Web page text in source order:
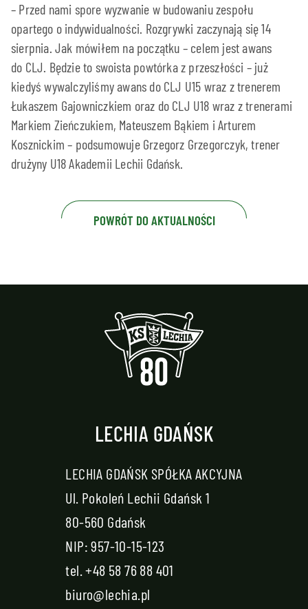
– Przed nami spore wyzwanie w budowaniu zespołu
opartego o indywidualności. Rozgrywki zaczynają się 14
sierpnia. Jak mówiłem na początku – celem jest awans
do CLJ. Będzie to swoista powtórka z przeszłości – już
kiedyś wywalczyliśmy awans do CLJ U15 wraz z trenerem
Łukaszem Gajowniczkiem oraz do CLJ U18 wraz z trenerami
Markiem Zieńczukiem, Mateuszem Bąkiem i Arturem
Kosznickim – podsumowuje Grzegorz Grzegorczyk, trener
drużyny U18 Akademii Lechii Gdańsk.
POWRÓT DO AKTUALNOŚCI
LECHIA GDAŃSK
LECHIA GDAŃSK SPÓŁKA AKCYJNA
Ul. Pokoleń Lechii Gdańsk 1
80-560 Gdańsk
NIP: 957-10-15-123
tel.+48 58 76 88 401
biuro@lechia.pl